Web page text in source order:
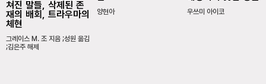
쳐진 말들, 삭제된 존
재의 배회, 트라우마의
체현
그레이스 M. 조 지음 ;성원 옮김
;김은주 해제
양현아 우쓰미 아이코